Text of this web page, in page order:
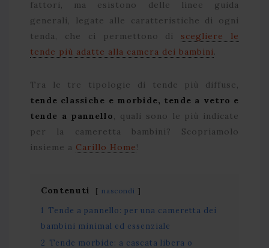
fattori, ma esistono delle linee guida
generali, legate alle caratteristiche di ogni
tenda, che ci permettono di scegliere le
tende più adatte alla camera dei bambini.
Tra le tre tipologie di tende più diffuse,
tende classiche e morbide, tende a vetro e
tende a pannello, quali sono le più indicate
per la cameretta bambini? Scopriamolo
insieme a Carillo Home!
Contenuti nascondi
1
Tende a pannello: per una cameretta dei
bambini minimal ed essenziale
2 Tende morbide: a cascata libera o